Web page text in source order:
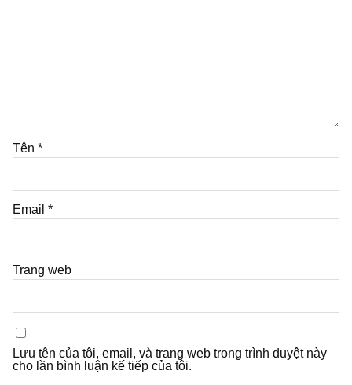
Tên *
Email *
Trang web
Lưu tên của tôi, email, và trang web trong trình duyệt này
cho lần bình luận kế tiếp của tôi.